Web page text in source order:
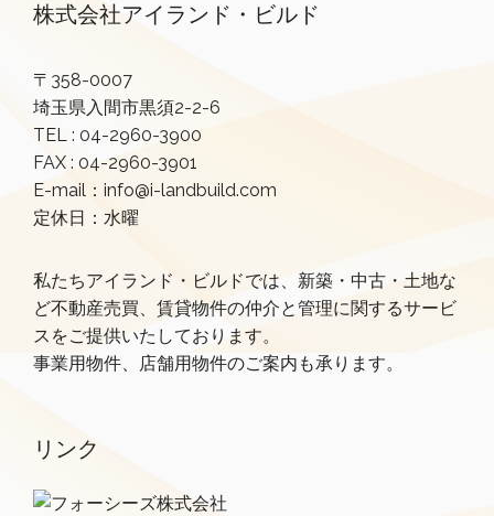
株式会社アイランド・ビルド
〒358-0007
埼玉県入間市黒須2-2-6
TEL : 04-2960-3900
FAX : 04-2960-3901
E-mail：info@i-landbuild.com
定休日：水曜
私たちアイランド・ビルドでは、新築・中古・土地な
ど不動産売買、賃貸物件の仲介と管理に関するサービ
スをご提供いたしております。
事業用物件、店舗用物件のご案内も承ります。
リンク